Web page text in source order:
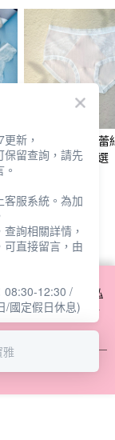
LDH-無縫拼接蕾
型褲-L-多款任選
之詳情，及若您不希
請參閱本網站「
隱私
意本公司得按本網站使
新，
保留查詢，請先
客服系統。為加
詢相關詳情，
可直接留言，由
12:30 /
/國定假日休息)
雅